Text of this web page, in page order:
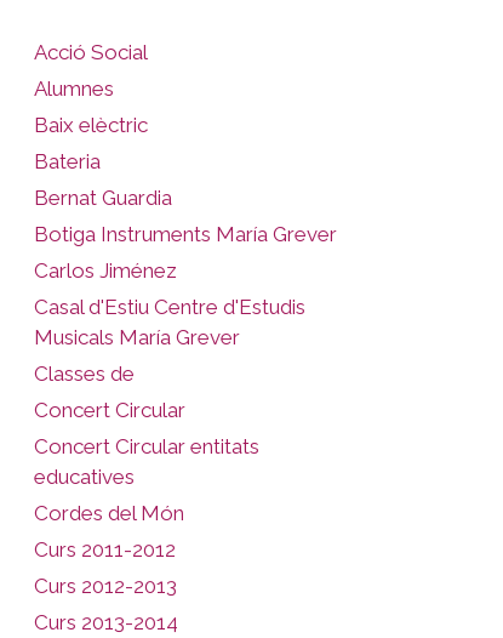
Acció Social
Alumnes
Baix elèctric
Bateria
Bernat Guardia
Botiga Instruments María Grever
Carlos Jiménez
Casal d'Estiu Centre d'Estudis
Musicals María Grever
Classes de
Concert Circular
Concert Circular entitats
educatives
Cordes del Món
Curs 2011-2012
Curs 2012-2013
Curs 2013-2014